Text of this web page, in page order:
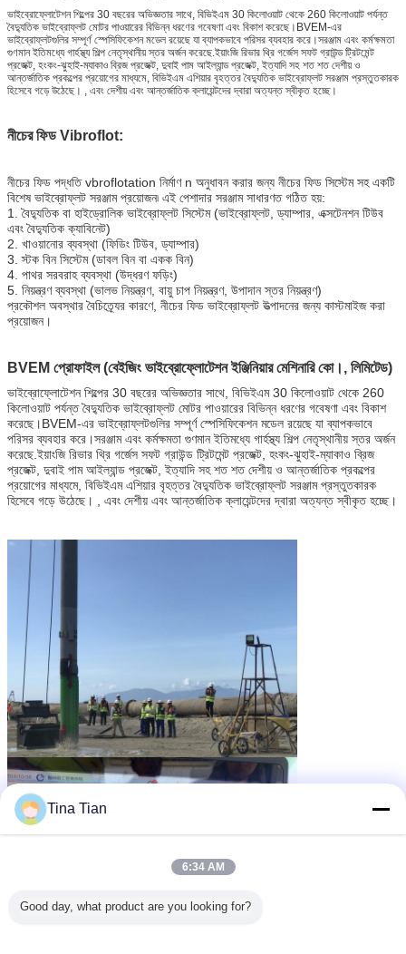
ভাইব্রোফ্লোটেশন শিল্পের 30 বছরের অভিজ্ঞতার সাথে, বিভিইএম 30 কিলোওয়াট থেকে 260 কিলোওয়াট পর্যন্ত
বৈদ্যুতিক ভাইব্রোফ্লট মোটর পাওয়ারের বিভিন্ন ধরণের গবেষণা এবং বিকাশ করেছে।BVEM-এর
ভাইব্রোফ্লটগুলির সম্পূর্ণ স্পেসিফিকেশন মডেল রয়েছে যা ব্যাপকভাবে পরিসর ব্যবহার করে।সরঞ্জাম এবং কর্মক্ষমতা
গুণমান ইতিমধ্যে গার্হস্থ্য শিল্প নেতৃস্থানীয় স্তর অর্জন করেছে.ইয়াংজি রিভার থ্রি গর্জেস সফট গ্রাউন্ড ট্রিটমেন্ট
প্রজেক্ট, হংকং-ঝুহাই-ম্যাকাও ব্রিজ প্রজেক্ট, দুবাই পাম আইল্যান্ড প্রজেক্ট, ইত্যাদি সহ শত শত দেশীয় ও
আন্তর্জাতিক প্রকল্পের প্রয়োগের মাধ্যমে, বিভিইএম এশিয়ার বৃহত্তর বৈদ্যুতিক ভাইব্রোফ্লট সরঞ্জাম প্রস্তুতকারক
হিসেবে গড়ে উঠেছে। , এবং দেশীয় এবং আন্তর্জাতিক ক্লায়েন্টদের দ্বারা অত্যন্ত স্বীকৃত হচ্ছে।
নীচের ফিড Vibroflot:
নীচের ফিড পদ্ধতি vbroflotation নির্মাণ n অনুধাবন করার জন্য নীচের ফিড সিস্টেম সহ একটি
বিশেষ ভাইব্রোফ্লট সরঞ্জাম প্রয়োজন৷ এই পেশাদার সরঞ্জাম সাধারণত গঠিত হয়:
1. বৈদ্যুতিক বা হাইড্রোলিক ভাইব্রোফ্লট সিস্টেম (ভাইব্রোফ্লট, ড্যাম্পার, এক্সটেনশন টিউব
এবং বৈদ্যুতিক ক্যাবিনেট)
2. খাওয়ানোর ব্যবস্থা (ফিডিং টিউব, ড্যাম্পার)
3. স্টক বিন সিস্টেম (ডাবল বিন বা একক বিন)
4. পাথর সরবরাহ ব্যবস্থা (উদ্ধরণ ফড়িং)
5. নিয়ন্ত্রণ ব্যবস্থা (ভালভ নিয়ন্ত্রণ, বায়ু চাপ নিয়ন্ত্রণ, উপাদান স্তর নিয়ন্ত্রণ)
প্রকৌশল অবস্থার বৈচিত্র্যের কারণে, নীচের ফিড ভাইব্রোফ্লট উত্পাদনের জন্য কাস্টমাইজ করা
প্রয়োজন।
BVEM প্রোফাইল (বেইজিং ভাইব্রোফ্লোটেশন ইঞ্জিনিয়ার মেশিনারি কো।, লিমিটেড)
ভাইব্রোফ্লোটেশন শিল্পের 30 বছরের অভিজ্ঞতার সাথে, বিভিইএম 30 কিলোওয়াট থেকে 260
কিলোওয়াট পর্যন্ত বৈদ্যুতিক ভাইব্রোফ্লট মোটর পাওয়ারের বিভিন্ন ধরণের গবেষণা এবং বিকাশ
করেছে।BVEM-এর ভাইব্রোফ্লটগুলির সম্পূর্ণ স্পেসিফিকেশন মডেল রয়েছে যা ব্যাপকভাবে
পরিসর ব্যবহার করে।সরঞ্জাম এবং কর্মক্ষমতা গুণমান ইতিমধ্যে গার্হস্থ্য শিল্প নেতৃস্থানীয় স্তর অর্জন
করেছে.ইয়াংজি রিভার থ্রি গর্জেস সফট গ্রাউন্ড ট্রিটমেন্ট প্রজেক্ট, হংকং-ঝুহাই-ম্যাকাও ব্রিজ
প্রজেক্ট, দুবাই পাম আইল্যান্ড প্রজেক্ট, ইত্যাদি সহ শত শত দেশীয় ও আন্তর্জাতিক প্রকল্পের
প্রয়োগের মাধ্যমে, বিভিইএম এশিয়ার বৃহত্তর বৈদ্যুতিক ভাইব্রোফ্লট সরঞ্জাম প্রস্তুতকারক
হিসেবে গড়ে উঠেছে। , এবং দেশীয় এবং আন্তর্জাতিক ক্লায়েন্টদের দ্বারা অত্যন্ত স্বীকৃত হচ্ছে।
Tina Tian
6:34 AM
Good day, what product are you looking for?